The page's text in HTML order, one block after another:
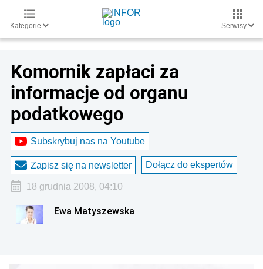
Kategorie Serwisy
Komornik zapłaci za
informacje od organu
podatkowego
Subskrybuj nas na Youtube
Zapisz się na newsletter Dołącz do ekspertów
18 grudnia 2008, 04:10
Ewa Matyszewska